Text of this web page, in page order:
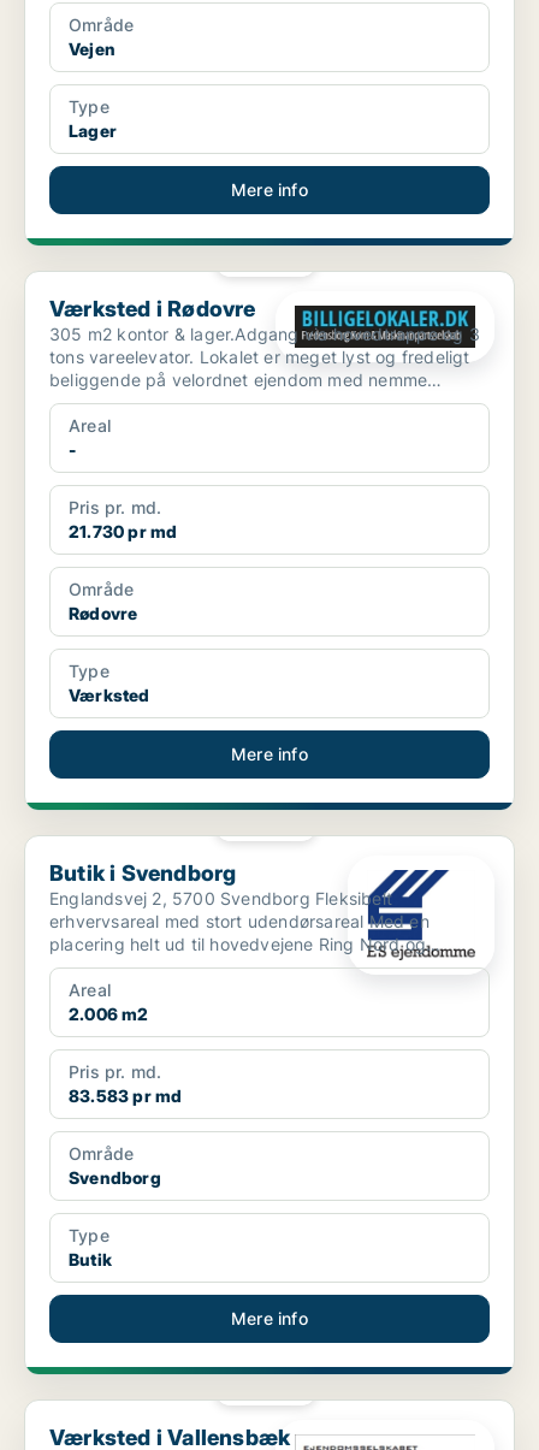
Område
Vejen
Type
Lager
Mere info
Værksted i Rødovre
Værksted i Rødovre
305 m2 kontor & lager.Adgang via hovedtrappe og 3
tons vareelevator. Lokalet er meget lyst og fredeligt
beliggende på velordnet ejendom med nemme
adgangsforh...
Areal
-
Pris pr. md.
21.730 pr md
Område
Rødovre
Type
Værksted
Mere info
Butik i Svendborg
Butik i Svendborg
Englandsvej 2, 5700 Svendborg Fleksibelt
erhvervsareal med stort udendørsareal Med en
placering helt ud til hovedvejene Ring Nord og
Ørbækvej får du her ...
Areal
2.006 m2
Pris pr. md.
83.583 pr md
Område
Svendborg
Type
Butik
Mere info
Værksted i Vallensbæk
Værksted i Vallensbæk